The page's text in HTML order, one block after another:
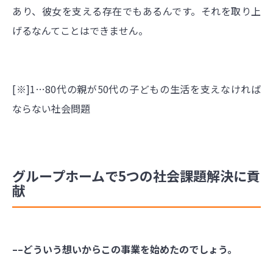
あり、彼女を支える存在でもあるんです。それを取り上
げるなんてことはできません。
[※]1…80代の親が50代の子どもの生活を支えなければ
ならない社会問題
グループホームで5つの社会課題解決に貢
献
––どういう想いからこの事業を始めたのでしょう。